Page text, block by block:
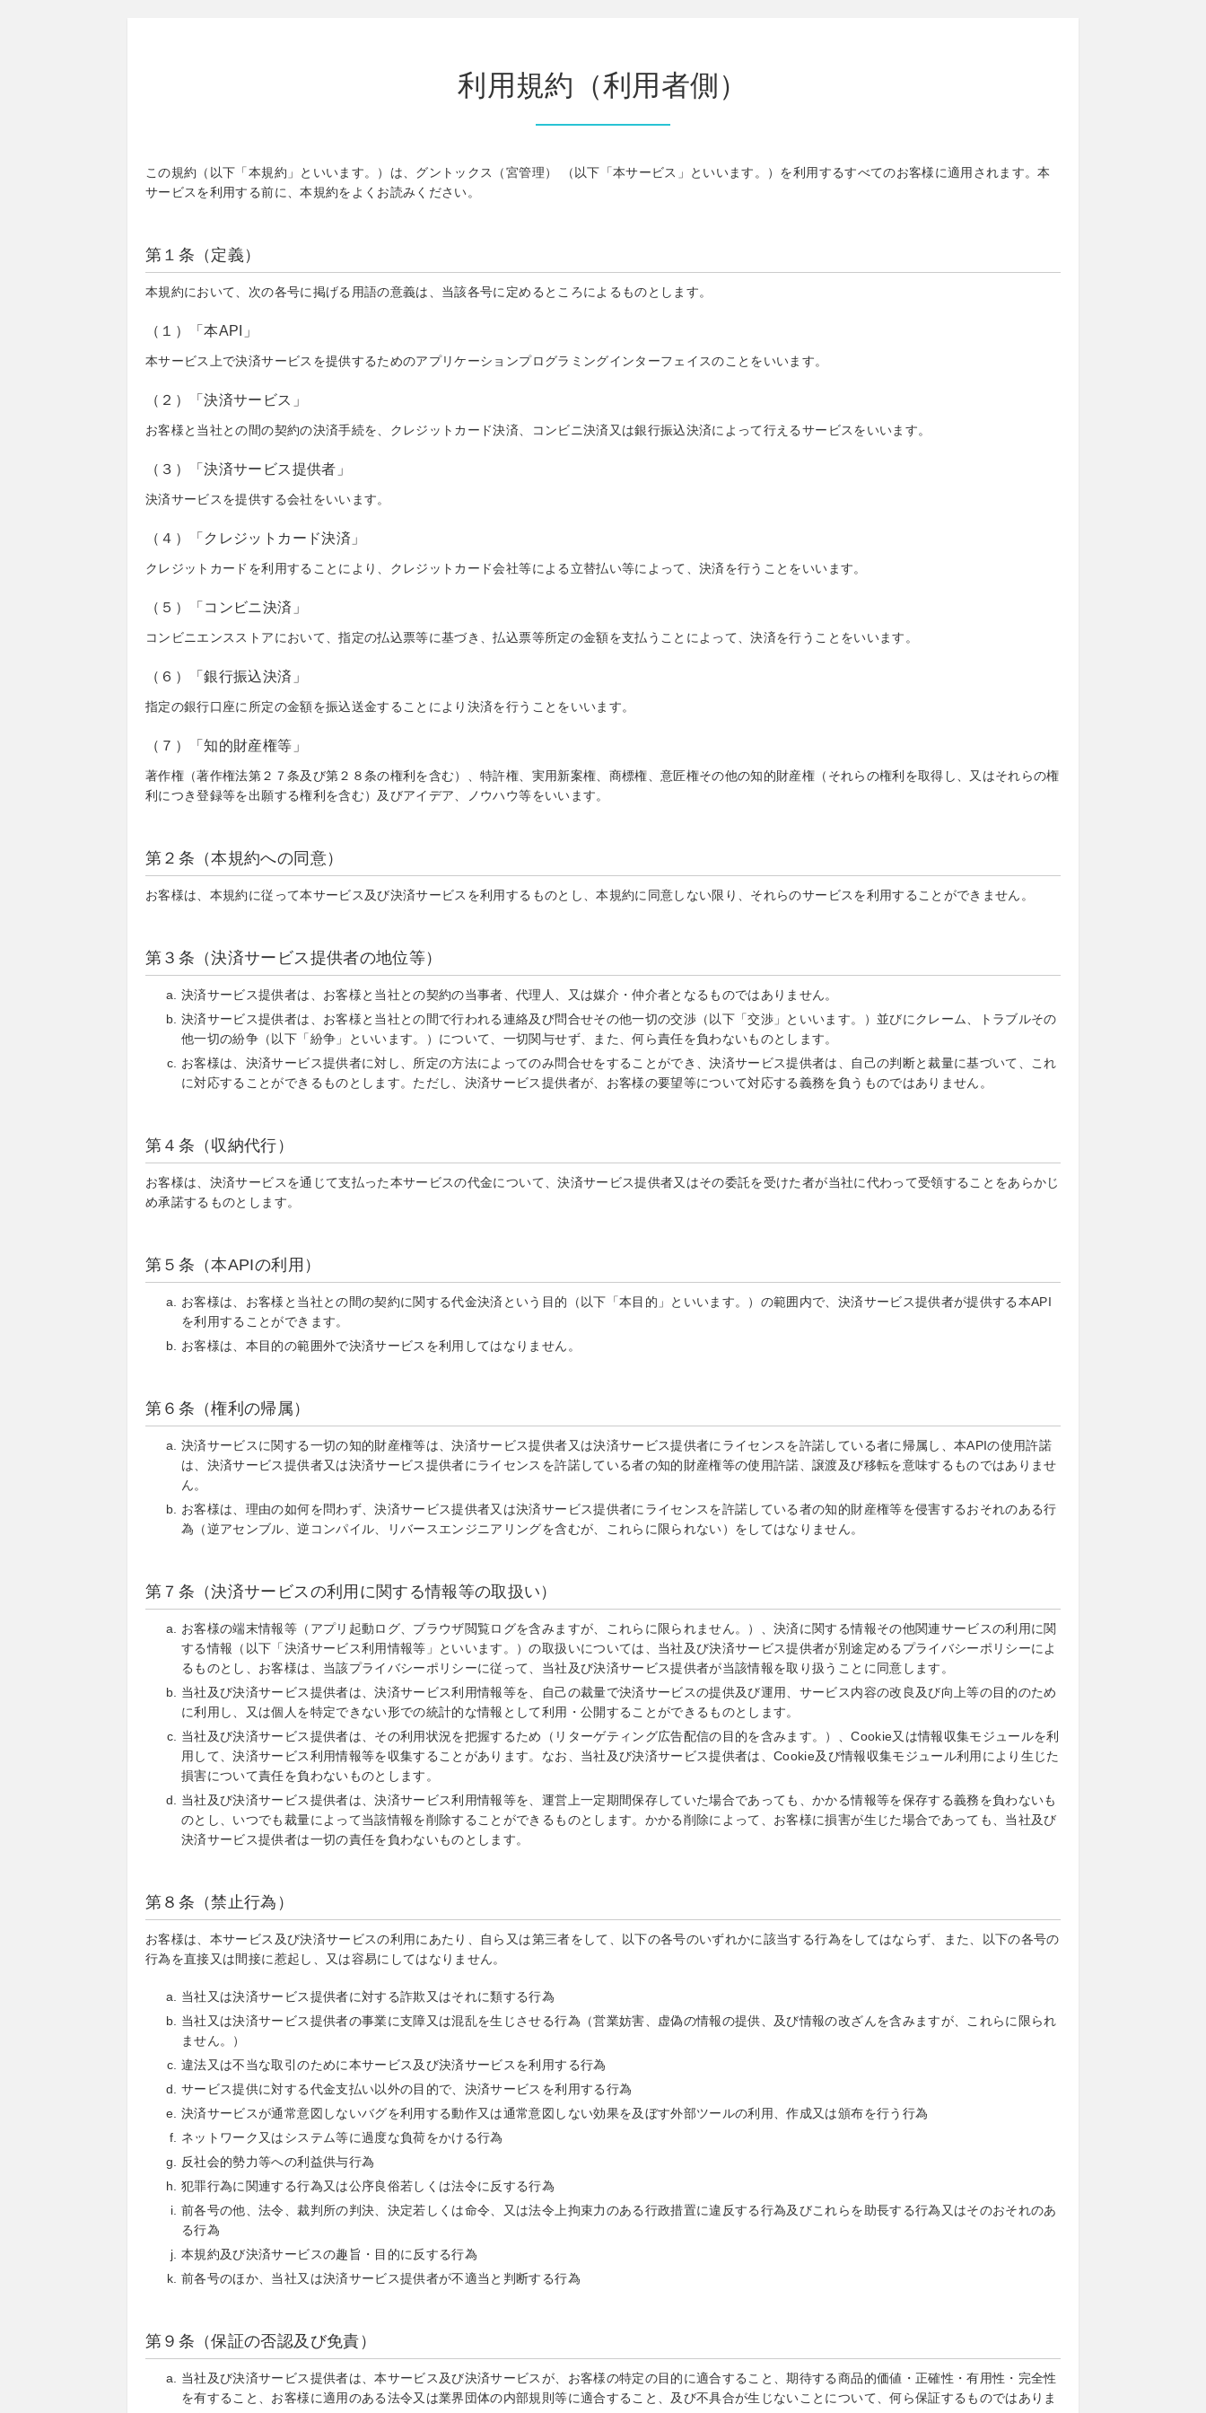
利用規約（利用者側）
この規約（以下「本規約」といいます。）は、グントックス（宮管理） （以下「本サービス」といいます。）を利用するすべてのお客様に適用されます。本
サービスを利用する前に、本規約をよくお読みください。
第１条（定義）
本規約において、次の各号に掲げる用語の意義は、当該各号に定めるところによるものとします。
（１）「本API」
本サービス上で決済サービスを提供するためのアプリケーションプログラミングインターフェイスのことをいいます。
（２）「決済サービス」
お客様と当社との間の契約の決済手続を、クレジットカード決済、コンビニ決済又は銀行振込決済によって行えるサービスをいいます。
（３）「決済サービス提供者」
決済サービスを提供する会社をいいます。
（４）「クレジットカード決済」
クレジットカードを利用することにより、クレジットカード会社等による立替払い等によって、決済を行うことをいいます。
（５）「コンビニ決済」
コンビニエンスストアにおいて、指定の払込票等に基づき、払込票等所定の金額を支払うことによって、決済を行うことをいいます。
（６）「銀行振込決済」
指定の銀行口座に所定の金額を振込送金することにより決済を行うことをいいます。
（７）「知的財産権等」
著作権（著作権法第２７条及び第２８条の権利を含む）、特許権、実用新案権、商標権、意匠権その他の知的財産権（それらの権利を取得し、又はそれらの権
利につき登録等を出願する権利を含む）及びアイデア、ノウハウ等をいいます。
第２条（本規約への同意）
お客様は、本規約に従って本サービス及び決済サービスを利用するものとし、本規約に同意しない限り、それらのサービスを利用することができません。
第３条（決済サービス提供者の地位等）
決済サービス提供者は、お客様と当社との契約の当事者、代理人、又は媒介・仲介者となるものではありません。
決済サービス提供者は、お客様と当社との間で行われる連絡及び問合せその他一切の交渉（以下「交渉」といいます。）並びにクレーム、トラブルその
他一切の紛争（以下「紛争」といいます。）について、一切関与せず、また、何ら責任を負わないものとします。
お客様は、決済サービス提供者に対し、所定の方法によってのみ問合せをすることができ、決済サービス提供者は、自己の判断と裁量に基づいて、これ
に対応することができるものとします。ただし、決済サービス提供者が、お客様の要望等について対応する義務を負うものではありません。
第４条（収納代行）
お客様は、決済サービスを通じて支払った本サービスの代金について、決済サービス提供者又はその委託を受けた者が当社に代わって受領することをあらかじ
め承諾するものとします。
第５条（本APIの利用）
お客様は、お客様と当社との間の契約に関する代金決済という目的（以下「本目的」といいます。）の範囲内で、決済サービス提供者が提供する本API
を利用することができます。
お客様は、本目的の範囲外で決済サービスを利用してはなりません。
第６条（権利の帰属）
決済サービスに関する一切の知的財産権等は、決済サービス提供者又は決済サービス提供者にライセンスを許諾している者に帰属し、本APIの使用許諾
は、決済サービス提供者又は決済サービス提供者にライセンスを許諾している者の知的財産権等の使用許諾、譲渡及び移転を意味するものではありませ
ん。
お客様は、理由の如何を問わず、決済サービス提供者又は決済サービス提供者にライセンスを許諾している者の知的財産権等を侵害するおそれのある行
為（逆アセンブル、逆コンパイル、リバースエンジニアリングを含むが、これらに限られない）をしてはなりません。
第７条（決済サービスの利用に関する情報等の取扱い）
お客様の端末情報等（アプリ起動ログ、ブラウザ閲覧ログを含みますが、これらに限られません。）、決済に関する情報その他関連サービスの利用に関
する情報（以下「決済サービス利用情報等」といいます。）の取扱いについては、当社及び決済サービス提供者が別途定めるプライバシーポリシーによ
るものとし、お客様は、当該プライバシーポリシーに従って、当社及び決済サービス提供者が当該情報を取り扱うことに同意します。
当社及び決済サービス提供者は、決済サービス利用情報等を、自己の裁量で決済サービスの提供及び運用、サービス内容の改良及び向上等の目的のため
に利用し、又は個人を特定できない形での統計的な情報として利用・公開することができるものとします。
当社及び決済サービス提供者は、その利用状況を把握するため（リターゲティング広告配信の目的を含みます。）、Cookie又は情報収集モジュールを利
用して、決済サービス利用情報等を収集することがあります。なお、当社及び決済サービス提供者は、Cookie及び情報収集モジュール利用により生じた
損害について責任を負わないものとします。
当社及び決済サービス提供者は、決済サービス利用情報等を、運営上一定期間保存していた場合であっても、かかる情報等を保存する義務を負わないも
のとし、いつでも裁量によって当該情報を削除することができるものとします。かかる削除によって、お客様に損害が生じた場合であっても、当社及び
決済サービス提供者は一切の責任を負わないものとします。
第８条（禁止行為）
お客様は、本サービス及び決済サービスの利用にあたり、自ら又は第三者をして、以下の各号のいずれかに該当する行為をしてはならず、また、以下の各号の
行為を直接又は間接に惹起し、又は容易にしてはなりません。
当社又は決済サービス提供者に対する詐欺又はそれに類する行為
当社又は決済サービス提供者の事業に支障又は混乱を生じさせる行為（営業妨害、虚偽の情報の提供、及び情報の改ざんを含みますが、これらに限られ
ません。）
違法又は不当な取引のために本サービス及び決済サービスを利用する行為
サービス提供に対する代金支払い以外の目的で、決済サービスを利用する行為
決済サービスが通常意図しないバグを利用する動作又は通常意図しない効果を及ぼす外部ツールの利用、作成又は頒布を行う行為
ネットワーク又はシステム等に過度な負荷をかける行為
反社会的勢力等への利益供与行為
犯罪行為に関連する行為又は公序良俗若しくは法令に反する行為
前各号の他、法令、裁判所の判決、決定若しくは命令、又は法令上拘束力のある行政措置に違反する行為及びこれらを助長する行為又はそのおそれのあ
る行為
本規約及び決済サービスの趣旨・目的に反する行為
前各号のほか、当社又は決済サービス提供者が不適当と判断する行為
第９条（保証の否認及び免責）
当社及び決済サービス提供者は、本サービス及び決済サービスが、お客様の特定の目的に適合すること、期待する商品的価値・正確性・有用性・完全性
を有すること、お客様に適用のある法令又は業界団体の内部規則等に適合すること、及び不具合が生じないことについて、何ら保証するものではありま